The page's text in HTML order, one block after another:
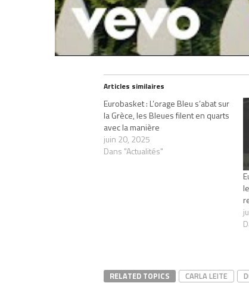
Partager :
Articles similaires
Eurobasket : L’orage Bleu s’abat sur
la Grèce, les Bleues filent en quarts
avec la manière
juin 20, 2025
Dans "Actualités"
RELATED TOPICS CARLA LEITE